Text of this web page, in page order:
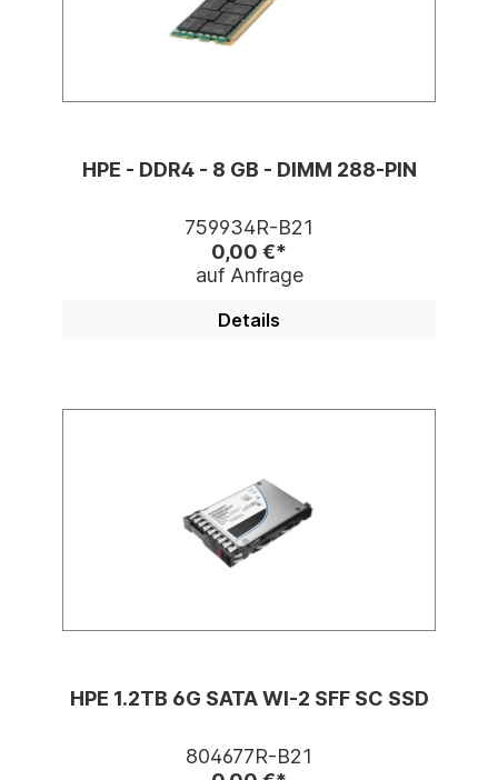
HPE - DDR4 - 8 GB - DIMM 288-PIN
759934R-B21
0,00 €*
auf Anfrage
Details
HPE 1.2TB 6G SATA WI-2 SFF SC SSD
804677R-B21